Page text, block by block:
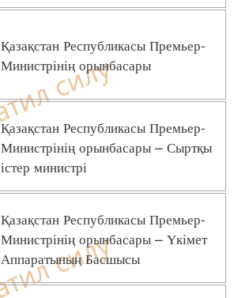
Қазақстан Республикасы Премьер-
Министрінің орынбасары
Қазақстан Республикасы Премьер-
Министрінің орынбасары – Сыртқы
істер министрі
Қазақстан Республикасы Премьер-
Министрінің орынбасары – Үкімет
Аппаратының Басшысы